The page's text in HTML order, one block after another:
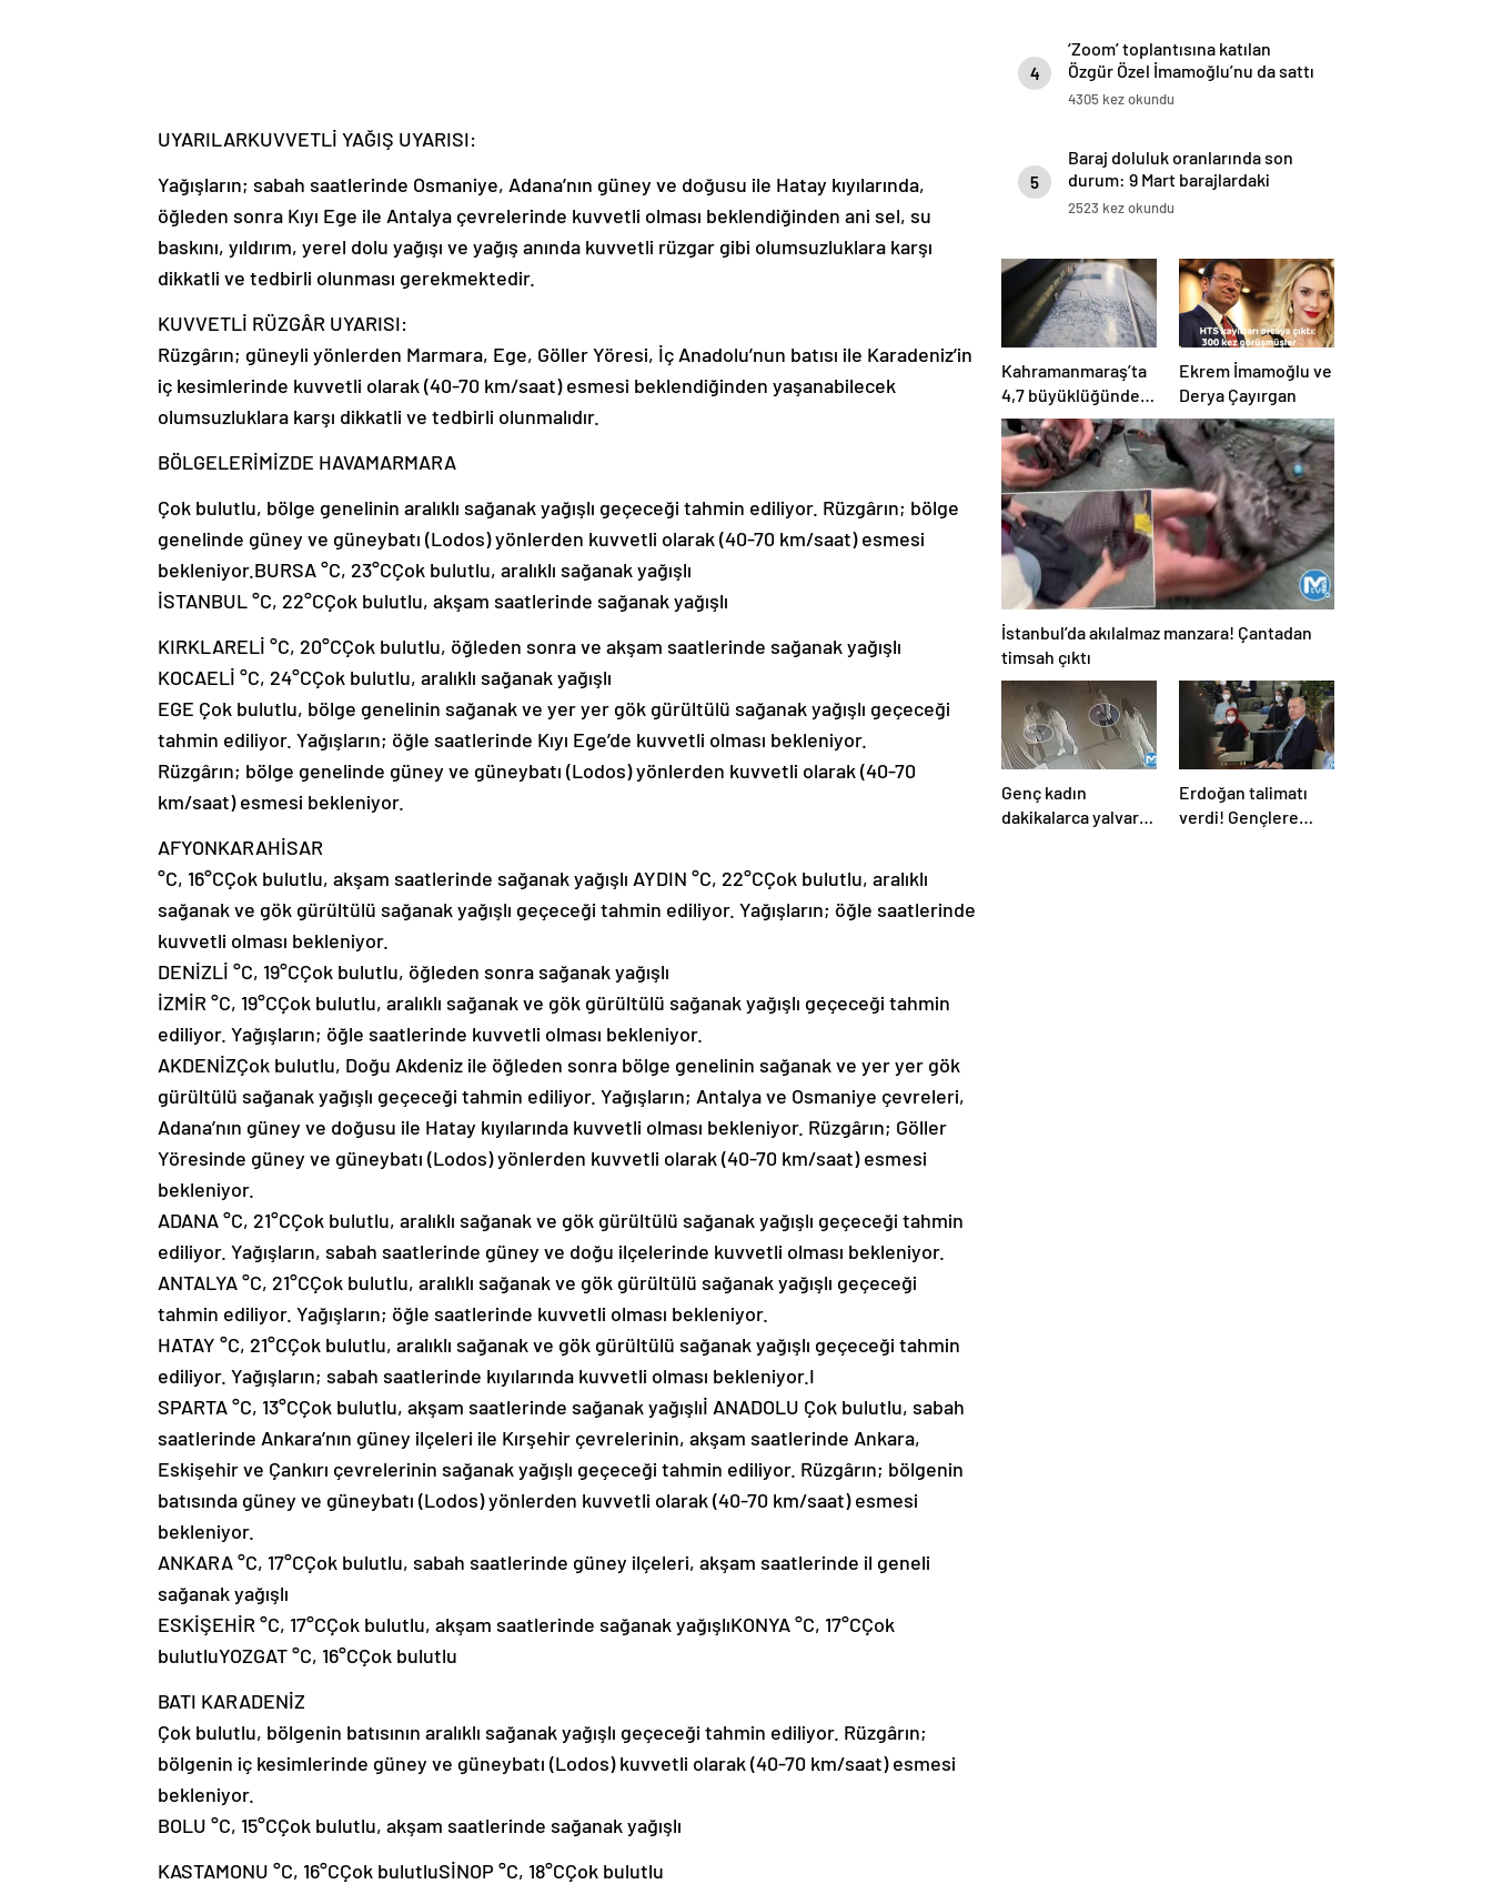
UYARILARKUVVETLİ YAĞIŞ UYARISI:
Yağışların; sabah saatlerinde Osmaniye, Adana’nın güney ve doğusu ile Hatay kıyılarında,
öğleden sonra Kıyı Ege ile Antalya çevrelerinde kuvvetli olması beklendiğinden ani sel, su
baskını, yıldırım, yerel dolu yağışı ve yağış anında kuvvetli rüzgar gibi olumsuzluklara karşı
dikkatli ve tedbirli olunması gerekmektedir.
KUVVETLİ RÜZGÂR UYARISI:
Rüzgârın; güneyli yönlerden Marmara, Ege, Göller Yöresi, İç Anadolu’nun batısı ile Karadeniz’in
iç kesimlerinde kuvvetli olarak (40-70 km/saat) esmesi beklendiğinden yaşanabilecek
olumsuzluklara karşı dikkatli ve tedbirli olunmalıdır.
BÖLGELERİMİZDE HAVAMARMARA
Çok bulutlu, bölge genelinin aralıklı sağanak yağışlı geçeceği tahmin ediliyor. Rüzgârın; bölge
genelinde güney ve güneybatı (Lodos) yönlerden kuvvetli olarak (40-70 km/saat) esmesi
bekleniyor.BURSA °C, 23°CÇok bulutlu, aralıklı sağanak yağışlı
İSTANBUL °C, 22°CÇok bulutlu, akşam saatlerinde sağanak yağışlı
KIRKLARELİ °C, 20°CÇok bulutlu, öğleden sonra ve akşam saatlerinde sağanak yağışlı
KOCAELİ °C, 24°CÇok bulutlu, aralıklı sağanak yağışlı
EGE Çok bulutlu, bölge genelinin sağanak ve yer yer gök gürültülü sağanak yağışlı geçeceği
tahmin ediliyor. Yağışların; öğle saatlerinde Kıyı Ege’de kuvvetli olması bekleniyor.
Rüzgârın; bölge genelinde güney ve güneybatı (Lodos) yönlerden kuvvetli olarak (40-70
km/saat) esmesi bekleniyor.
AFYONKARAHİSAR
°C, 16°CÇok bulutlu, akşam saatlerinde sağanak yağışlı AYDIN °C, 22°CÇok bulutlu, aralıklı
sağanak ve gök gürültülü sağanak yağışlı geçeceği tahmin ediliyor. Yağışların; öğle saatlerinde
kuvvetli olması bekleniyor.
DENİZLİ °C, 19°CÇok bulutlu, öğleden sonra sağanak yağışlı
İZMİR °C, 19°CÇok bulutlu, aralıklı sağanak ve gök gürültülü sağanak yağışlı geçeceği tahmin
ediliyor. Yağışların; öğle saatlerinde kuvvetli olması bekleniyor.
AKDENİZÇok bulutlu, Doğu Akdeniz ile öğleden sonra bölge genelinin sağanak ve yer yer gök
gürültülü sağanak yağışlı geçeceği tahmin ediliyor. Yağışların; Antalya ve Osmaniye çevreleri,
Adana’nın güney ve doğusu ile Hatay kıyılarında kuvvetli olması bekleniyor. Rüzgârın; Göller
Yöresinde güney ve güneybatı (Lodos) yönlerden kuvvetli olarak (40-70 km/saat) esmesi
bekleniyor.
ADANA °C, 21°CÇok bulutlu, aralıklı sağanak ve gök gürültülü sağanak yağışlı geçeceği tahmin
ediliyor. Yağışların, sabah saatlerinde güney ve doğu ilçelerinde kuvvetli olması bekleniyor.
ANTALYA °C, 21°CÇok bulutlu, aralıklı sağanak ve gök gürültülü sağanak yağışlı geçeceği
tahmin ediliyor. Yağışların; öğle saatlerinde kuvvetli olması bekleniyor.
HATAY °C, 21°CÇok bulutlu, aralıklı sağanak ve gök gürültülü sağanak yağışlı geçeceği tahmin
ediliyor. Yağışların; sabah saatlerinde kıyılarında kuvvetli olması bekleniyor.I
SPARTA °C, 13°CÇok bulutlu, akşam saatlerinde sağanak yağışlıİ ANADOLU Çok bulutlu, sabah
saatlerinde Ankara’nın güney ilçeleri ile Kırşehir çevrelerinin, akşam saatlerinde Ankara,
Eskişehir ve Çankırı çevrelerinin sağanak yağışlı geçeceği tahmin ediliyor. Rüzgârın; bölgenin
batısında güney ve güneybatı (Lodos) yönlerden kuvvetli olarak (40-70 km/saat) esmesi
bekleniyor.
ANKARA °C, 17°CÇok bulutlu, sabah saatlerinde güney ilçeleri, akşam saatlerinde il geneli
sağanak yağışlı
ESKİŞEHİR °C, 17°CÇok bulutlu, akşam saatlerinde sağanak yağışlıKONYA °C, 17°CÇok
bulutluYOZGAT °C, 16°CÇok bulutlu
BATI KARADENİZ
Çok bulutlu, bölgenin batısının aralıklı sağanak yağışlı geçeceği tahmin ediliyor. Rüzgârın;
bölgenin iç kesimlerinde güney ve güneybatı (Lodos) kuvvetli olarak (40-70 km/saat) esmesi
bekleniyor.
BOLU °C, 15°CÇok bulutlu, akşam saatlerinde sağanak yağışlı
KASTAMONU °C, 16°CÇok bulutluSİNOP °C, 18°CÇok bulutlu
4
‘Zoom’ toplantısına katılan
Özgür Özel İmamoğlu’nu da sattı
4305 kez okundu
5
Baraj doluluk oranlarında son
durum: 9 Mart barajlardaki
doluluk oranı ne kadar, yüzde
2523 kez okundu
Kahramanmaraş’ta
4,7 büyüklüğünde
deprem
Ekrem İmamoğlu ve
Derya Çayırgan
İstanbul’da akılalmaz manzara! Çantadan
timsah çıktı
Genç kadın
dakikalarca yalvardı
Erdoğan talimatı
verdi! Gençlere